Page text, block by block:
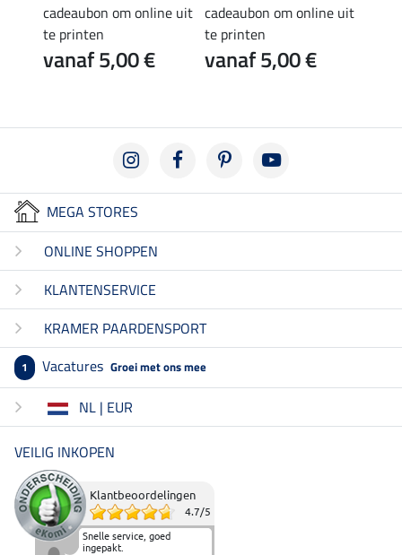
cadeaubon om online uit
te printen
vanaf 5,00 €
cadeaubon om online uit
te printen
vanaf 5,00 €
MEGA STORES
ONLINE SHOPPEN
KLANTENSERVICE
KRAMER PAARDENSPORT
1 Vacatures Groei met ons mee
NL | EUR
VEILIG INKOPEN
Klantbeoordelingen
4.7/5
Snelle service, goed
ingepakt.